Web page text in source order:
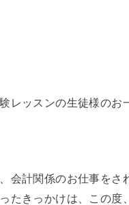
レッスンの生徒様のお
会計関係のお仕事を
たきっかけは、この